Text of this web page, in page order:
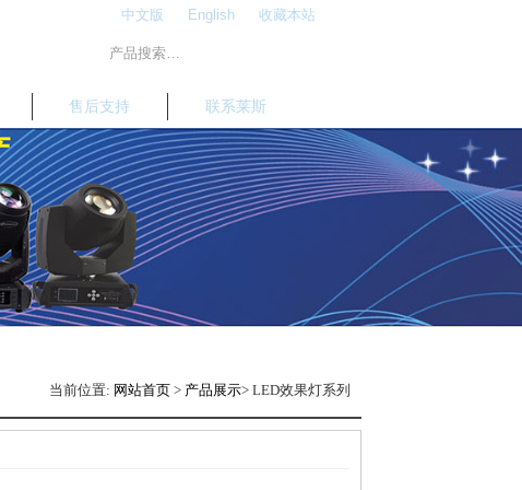
中文版 English 收藏本站
售后支持 联系莱斯
当前位置: 网站首页 > 产品展示> LED效果灯系列